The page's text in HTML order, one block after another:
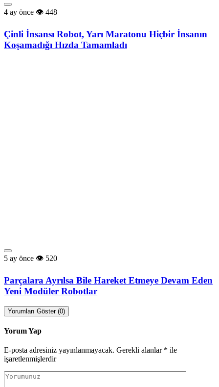
4 ay önce 448
Çinli İnsansı Robot, Yarı Maratonu Hiçbir İnsanın
Koşamadığı Hızda Tamamladı
5 ay önce 520
Parçalara Ayrılsa Bile Hareket Etmeye Devam Eden
Yeni Modüler Robotlar
Yorumları Göster (0)
Yorum Yap
E-posta adresiniz yayınlanmayacak. Gerekli alanlar * ile
işaretlenmişlerdir